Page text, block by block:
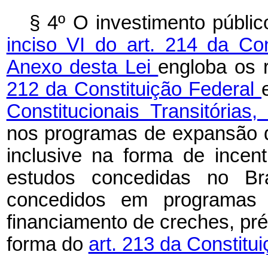
§ 4º O investimento
inciso VI do art. 214 da
Anexo desta Lei engloba os
212 da Constituição Federal
Constitucionais
nos programas de expansão
inclusive na forma de
estudos concedidas no
concedidos em
financiamento de creches,
forma do art. 213 da